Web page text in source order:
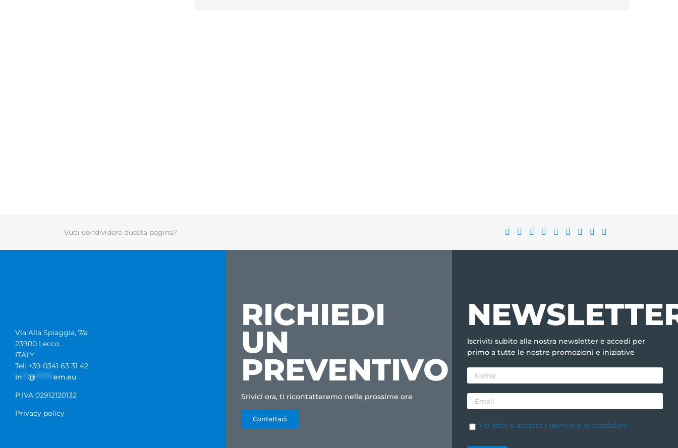
Vuoi condividere questa pagina?
Via Alla Spiaggia, 7/a
23900 Lecco
ITALY
Tel: +39 0341 63 31 42
in
@ ****** em.eu
P.IVA 02912120132
Privacy policy
RICHIEDI
UN
PREVENTIVO
Srivici ora, ti ricontatteremo nelle prossime ore
Contattaci
Iscriviti subito alla nostra newsletter e accedi per
primo a tutte le nostre promozioni e iniziative
Ho letto e accetto i termini e le condizioni